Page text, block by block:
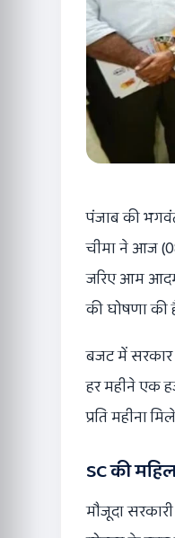
पंजाब की
चीमा ने आज
जरिए आम
की घोषणा की
बजट में सरकार
हर महीने एक
प्रति महीना
SC की
मौजूदा